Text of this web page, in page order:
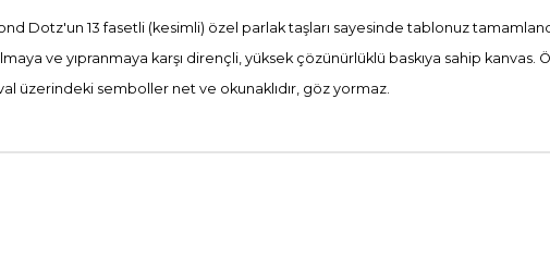
Dotz'un 13 fasetli (kesimli) özel parlak taşları sayesinde tablonuz
ve yıpranmaya karşı dirençli, yüksek çözünürlüklü baskıya sahip
üzerindeki semboller net ve okunaklıdır, göz yormaz.